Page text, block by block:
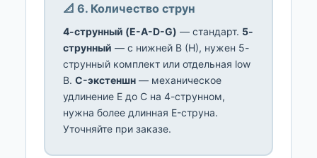
📐 6. Количество струн
4-струнный (E-A-D-G) — стандарт. 5-
струнный — с нижней B (H), нужен 5-
струнный комплект или отдельная low
B. C-экстеншн — механическое
удлинение E до C на 4-струнном,
нужна более длинная E-струна.
Уточняйте при заказе.